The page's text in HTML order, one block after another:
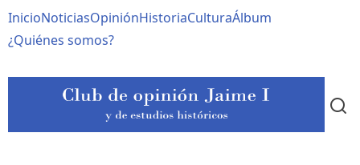
al
contenido
Navegación
principal
InicioNoticiasOpiniónHistoriaCulturaÁlbum
¿Quiénes somos?